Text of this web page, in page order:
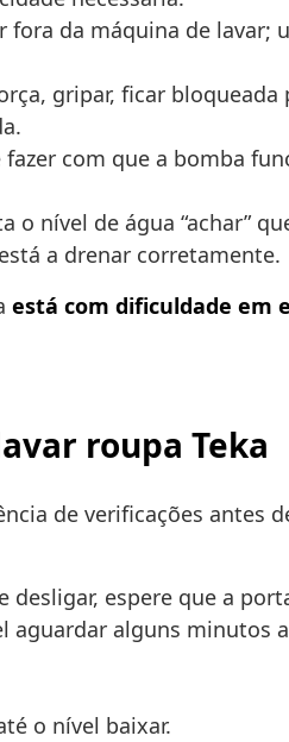
fora da máquina de
gripar, ficar
com que a bomba
o nível de água “achar”
a drenar corretamente.
está com dificuldade em
roupa Teka
de verificações antes
espere que a
aguardar alguns minutos
o nível baixar.